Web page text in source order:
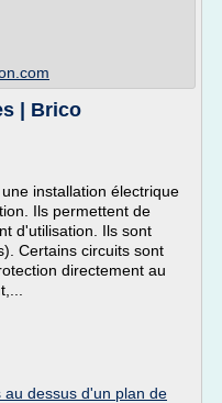
| Brico
installation électrique
Ils permettent de
d'utilisation. Ils sont
Certains circuits sont
directement au
au dessus d'un plan de